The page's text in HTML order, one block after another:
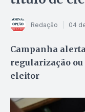
Redação 04
Campanha
regularização ou
eleitor